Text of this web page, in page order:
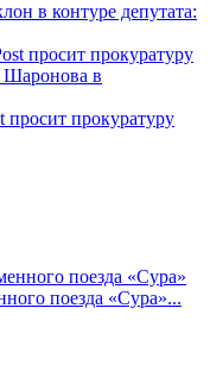
в контуре депутата:
просит прокуратуру
поезда «Сура»...